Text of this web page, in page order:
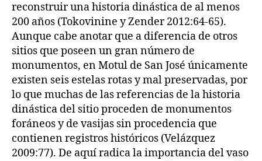
reconstruir una historia dinástica de al menos
200 años (Tokovinine y Zender 2012:64-65).
Aunque cabe anotar que a diferencia de otros
sitios que poseen un gran número de
monumentos, en Motul de San José únicamente
existen seis estelas rotas y mal preservadas, por
lo que muchas de las referencias de la historia
dinástica del sitio proceden de monumentos
foráneos y de vasijas sin procedencia que
contienen registros históricos (Velázquez
2009:77). De aquí radica la importancia del vaso